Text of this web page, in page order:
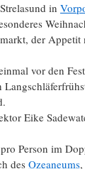
in
der
vor den
Eike
Person im
desOzeaneums